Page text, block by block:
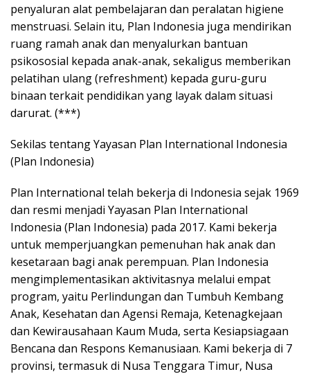
penyaluran alat pembelajaran dan peralatan higiene
menstruasi. Selain itu, Plan Indonesia juga mendirikan
ruang ramah anak dan menyalurkan bantuan
psikososial kepada anak-anak, sekaligus memberikan
pelatihan ulang (refreshment) kepada guru-guru
binaan terkait pendidikan yang layak dalam situasi
darurat. (***)
Sekilas tentang Yayasan Plan International Indonesia
(Plan Indonesia)
Plan International telah bekerja di Indonesia sejak 1969
dan resmi menjadi Yayasan Plan International
Indonesia (Plan Indonesia) pada 2017. Kami bekerja
untuk memperjuangkan pemenuhan hak anak dan
kesetaraan bagi anak perempuan. Plan Indonesia
mengimplementasikan aktivitasnya melalui empat
program, yaitu Perlindungan dan Tumbuh Kembang
Anak, Kesehatan dan Agensi Remaja, Ketenagkejaan
dan Kewirausahaan Kaum Muda, serta Kesiapsiagaan
Bencana dan Respons Kemanusiaan. Kami bekerja di 7
provinsi, termasuk di Nusa Tenggara Timur, Nusa